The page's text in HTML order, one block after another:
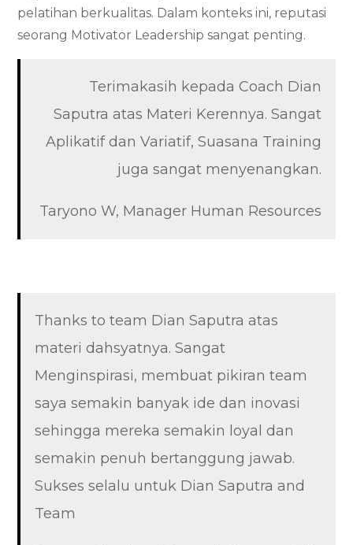
pelatihan berkualitas. Dalam konteks ini, reputasi
seorang Motivator Leadership sangat penting.
Terimakasih kepada Coach Dian
Saputra atas Materi Kerennya. Sangat
Aplikatif dan Variatif, Suasana Training
juga sangat menyenangkan.
Taryono W, Manager Human Resources
Thanks to team Dian Saputra atas
materi dahsyatnya. Sangat
Menginspirasi, membuat pikiran team
saya semakin banyak ide dan inovasi
sehingga mereka semakin loyal dan
semakin penuh bertanggung jawab.
Sukses selalu untuk Dian Saputra and
Team